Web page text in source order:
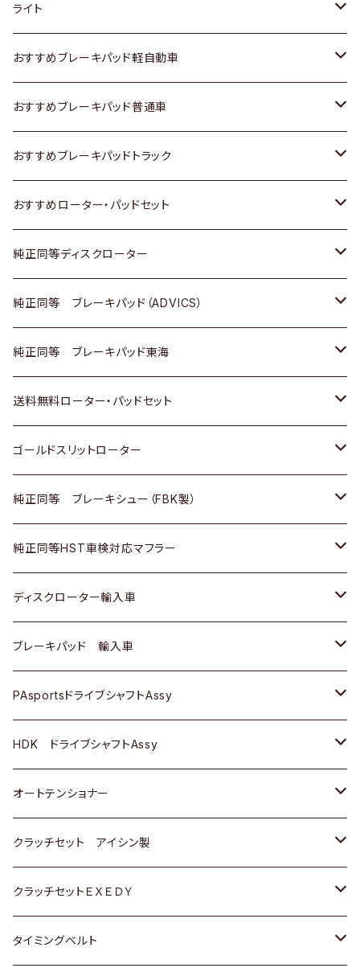
ホンダ
スズキ
日産
いすゞ
ダイハツ
マツダ
三菱
スバル
日野
三菱ふそう
ＢＭＷ
トヨタ
ホンダ
スズキ
日産
いすゞ
ダイハツ
マツダ
三菱
日野
三菱ふそう
ライト
トヨタ
スズキ
日産
いすゞ
ダイハツ
三菱
日野
三菱ふそう
その他
おすすめブレーキパッド軽自動車
トヨタ
ホンダ
スズキ
日産
ダイハツ
マツダ
三菱
スバル
おすすめブレーキパッド普通車
トヨタ
ホンダ
スズキ
日産
いすゞ
ダイハツ
マツダ
三菱
スバル
おすすめブレーキパッドトラック
トヨタ
日産
いすゞ
ダイハツ
マツダ
三菱
おすすめローター・パッドセット
トヨタ
ホンダ
スズキ
日産
ダイハツ
マツダ
三菱
スバル
純正同等ディスクローター
トヨタ
ホンダ
スズキ
日産
いすゞ
ダイハツ
マツダ
三菱
スバル
ＢＥＮＺ
純正同等 ブレーキパッド（ADVICS）
トヨタ
ホンダ
スズキ
日産
ダイハツ
マツダ
三菱
スバル
純正同等 ブレーキパッド東海
トヨタ
ホンダ
日産
いすゞ
ダイハツ
マツダ
三菱
スバル
送料無料ローター・パッドセット
トヨタ
ホンダ
スズキ
日産
ダイハツ
マツダ
三菱
スバル
ゴールドスリットローター
トヨタ
ホンダ
スズキ
日産
ダイハツ
マツダ
三菱
スバル
純正同等 ブレーキシュー（FBK製）
ホンダ
スズキ
日産
ダイハツ
マツダ
三菱
スバル
純正同等HST車検対応マフラー
トヨタ
ホンダ
スズキ
日産
いすゞ
ダイハツ
マツダ
三菱
ディスクローター輸入車
ＡＵＤＩ
ＢＥＮＺ
ＢＭＷ
GOLF
ＷＡＧＥＮ
アストロ（シボレー）
クライスラー
ブレーキパッド 輸入車
ＢＥＮＺ
ＢＭＷ
ＷＡＧＥＮ
ＶＯＬＶＯ
PAsportsドライブシャフトAssy
トヨタ
ホンダ
スズキ
日産
ダイハツ
HDK ドライブシャフトAssy
スズキ
ダイハツ
日産
ホンダ
オートテンショナー
トヨタ
クラッチセット アイシン製
ホンダ
スズキ
クラッチセットＥＸＥＤＹ
ホンダ
タイミングベルト